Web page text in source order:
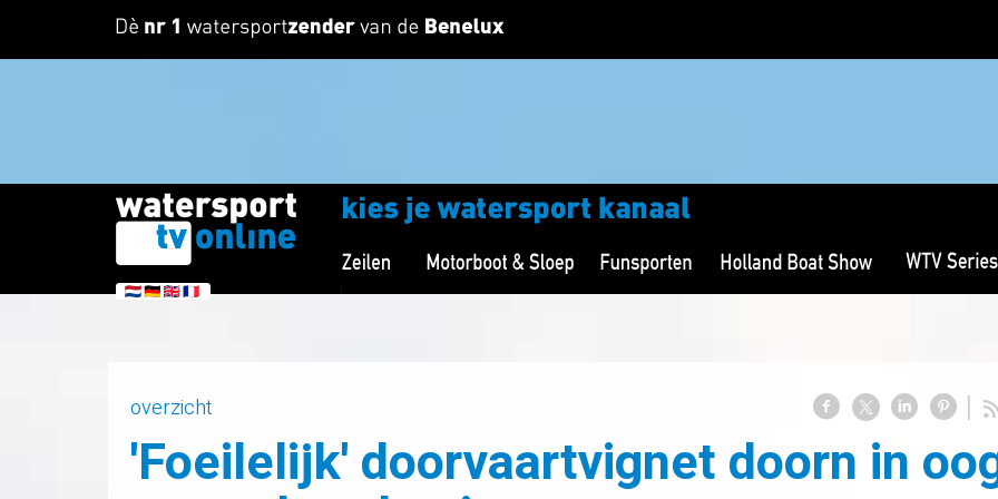
overzicht
'Foeilelijk' doorvaartvignet doorn in